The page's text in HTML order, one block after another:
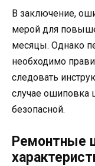
В заключение,
мерой для
месяцы. Однако
необходимо
следовать
случае ошиповка
безопасной.
Ремонтные